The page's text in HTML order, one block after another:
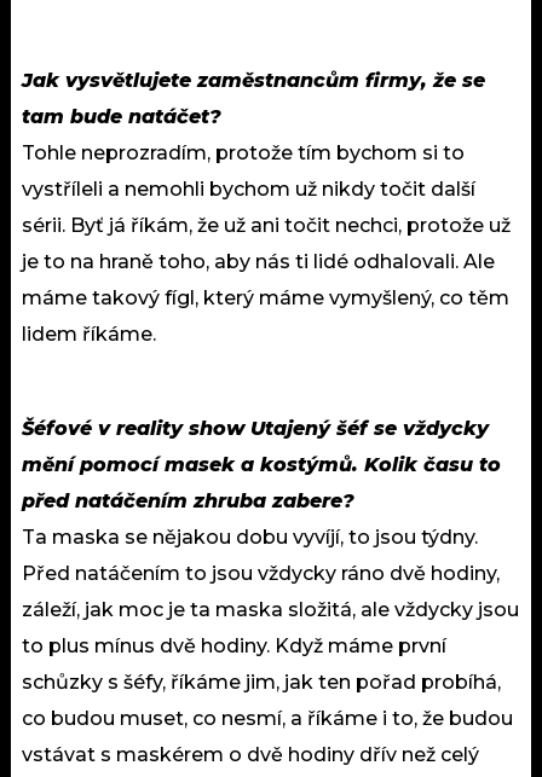
Jak vysvětlujete zaměstnancům firmy, že se
tam bude natáčet?
Tohle neprozradím, protože tím bychom si to
vystříleli a nemohli bychom už nikdy točit další
sérii. Byť já říkám, že už ani točit nechci, protože už
je to na hraně toho, aby nás ti lidé odhalovali. Ale
máme takový fígl, který máme vymyšlený, co těm
lidem říkáme.
Šéfové v reality show Utajený šéf se vždycky
mění pomocí masek a kostýmů. Kolik času to
před natáčením zhruba zabere?
Ta maska se nějakou dobu vyvíjí, to jsou týdny.
Před natáčením to jsou vždycky ráno dvě hodiny,
záleží, jak moc je ta maska složitá, ale vždycky jsou
to plus mínus dvě hodiny. Když máme první
schůzky s šéfy, říkáme jim, jak ten pořad probíhá,
co budou muset, co nesmí, a říkáme i to, že budou
vstávat s maskérem o dvě hodiny dřív než celý